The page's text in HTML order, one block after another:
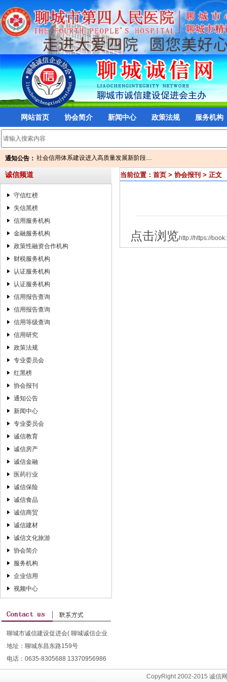
网站首页 协会简介 新闻中心 政策法规 服务机构
通知公告：
两部门：加强科学事业单位内部控制建设…
社会信用体系建设进入高质量发展新阶段…
龙舟公开赛即将开赛 聊城这些路段将实…
最高可获5000万元基金支持！信用大数据…
2016—2017年度诚信品牌查询
关于印发2017年下半年全市“两体系一平…
山东省人力资源和社会保障厅 关于印发…
两部门：加强科学事业单位内部控制建设…
社会信用体系建设进入高质量发展新阶段…
龙舟公开赛即将开赛 聊城这些路段将实…
公 告
最高可获5000万元基金支持！信用大数据…
省政府紧急通知：群众供暖宜煤则煤、宜…
关于印发2017年下半年全市“两体系一平…
山东省人力资源和社会保障厅 关于印发…
诚信频道
守信红榜
失信黑榜
信用服务机构
金融服务机构
政策性融资合作机构
财税服务机构
认证服务机构
认证服务机构
信用报告查询
信用报告查询
信用等级查询
信用研究
政策法规
专业委员会
红黑榜
协会报刊
通知公告
新闻中心
专业委员会
诚信教育
诚信房产
诚信金融
医药行业
诚信保险
诚信食品
诚信商贸
诚信建材
诚信文化旅游
协会简介
服务机构
企业信用
视频中心
聊城市诚信建设促进会( 聊城诚信企业
协会）
地址：聊城东昌东路159号
电话：0635-8305688 13370956986
当前位置： 首页 > 协会报刊 > 正文
点击浏览 http://https://
CopyRight 2002-2015 诚信